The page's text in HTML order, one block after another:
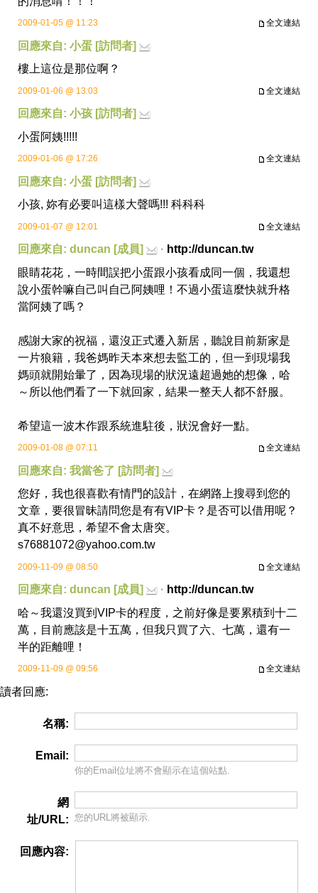
全文連結
2009-01-05 @ 11:23
回應來自: 小蛋 [訪問者]
樓上這位是那位啊？
全文連結
2009-01-06 @ 13:03
回應來自: 小孩 [訪問者]
小蛋阿姨!!!!!
全文連結
2009-01-06 @ 17:26
回應來自: 小蛋 [訪問者]
小孩, 妳有必要叫這樣大聲嗎!!! 科科科
全文連結
2009-01-07 @ 12:01
回應來自: duncan [成員] · http://duncan.tw
眼睛花花，一時間誤把小蛋跟小孩看成同一個，我還想
說小蛋幹嘛自己叫自己阿姨哩！不過小蛋這麼快就升格
當阿姨了嗎？
感謝大家的祝福，還沒正式遷入新居，聽說目前新家是
一片狼籍，我爸媽昨天本來想去監工的，但一到現場我
媽頭就開始暈了，因為現場的狀況遠超過她的想像，哈
～所以他們看了一下就回家，結果一整天人都不舒服。
希望這一波木作跟系統進駐後，狀況會好一點。
全文連結
2009-01-08 @ 07:11
回應來自: 我當爸了 [訪問者]
您好，我也很喜歡有情門的設計，在網路上搜尋到您的
文章，要很冒昧請問您是有有VIP卡？是否可以借用呢？
真不好意思，希望不會太唐突。
s76881072@yahoo.com.tw
全文連結
2009-11-09 @ 08:50
回應來自: duncan [成員] · http://duncan.tw
哈～我還沒買到VIP卡的程度，之前好像是要累積到十二
萬，目前應該是十五萬，但我只買了六、七萬，還有一
半的距離哩！
全文連結
2009-11-09 @ 09:56
讀者回應:
名稱:
Email:
你的Email位址將不會顯示在這個站點.
網
址/URL: 您的URL將被顯示.
回應內容: